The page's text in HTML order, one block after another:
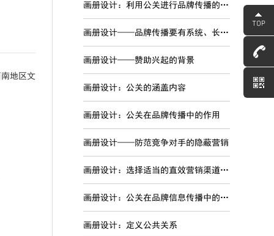
地区文
画册设计：利用公关进行品牌传播的优势
画册设计——品牌传播要有系统、长期的战略规划
画册设计——赞助兴起的背景
画册设计：公关的涵盖内容
画册设计：公关在品牌传播中的作用
画册设计——防范竞争对手的隐蔽营销
画册设计：选择适当的直效营销渠道进行品牌传播
画册设计：公关在品牌信息传播中的特点
画册设计：定义公共关系